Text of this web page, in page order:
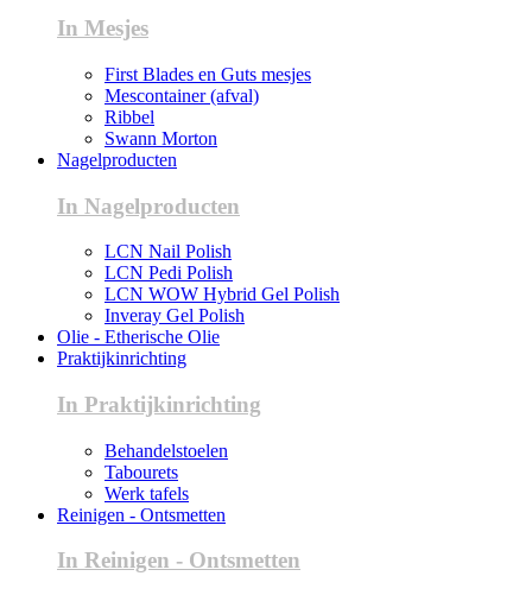
In Mesjes
First Blades en Guts mesjes
Mescontainer (afval)
Ribbel
Swann Morton
Nagelproducten
In Nagelproducten
LCN Nail Polish
LCN Pedi Polish
LCN WOW Hybrid Gel Polish
Inveray Gel Polish
Olie - Etherische Olie
Praktijkinrichting
In Praktijkinrichting
Behandelstoelen
Tabourets
Werk tafels
Reinigen - Ontsmetten
In Reinigen - Ontsmetten